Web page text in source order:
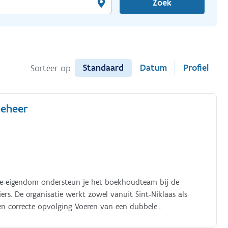
Zoek
Sorteer op Standaard Datum Profiel
ondersteun je het boekhoudteam bij de
De organisatie werkt zowel vanuit Sint‑Niklaas als
correcte opvolging Voeren van een dubbele